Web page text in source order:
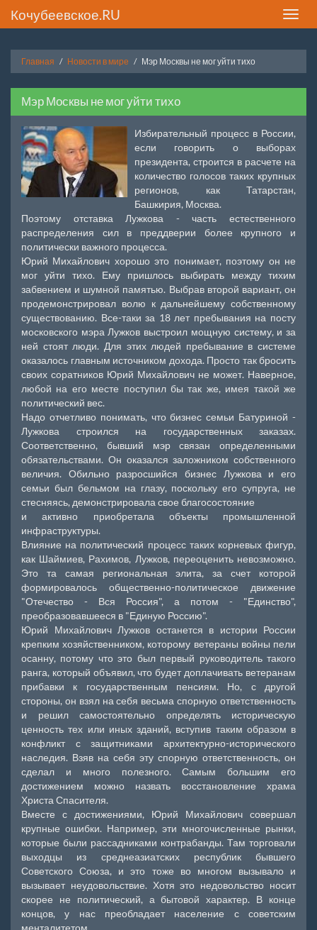
Toggle
Кочубеевское.RU
Главная Новости в мире Мэр Москвы не мог уйти тихо
Мэр Москвы не мог уйти тихо
Избирательный процесс в России,
если говорить о выборах
президента, строится в расчете на
количество голосов таких крупных
регионов, как Татарстан,
Башкирия, Москва.
Поэтому отставка Лужкова - часть естественного
распределения сил в преддверии более крупного и
политически важного процесса.
Юрий Михайлович хорошо это понимает, поэтому он не
мог уйти тихо. Ему пришлось выбирать между тихим
забвением и шумной памятью. Выбрав второй вариант, он
продемонстрировал волю к дальнейшему собственному
существованию. Все-таки за 18 лет пребывания на посту
московского мэра Лужков выстроил мощную систему, и за
ней стоят люди. Для этих людей пребывание в системе
оказалось главным источником дохода. Просто так бросить
своих соратников Юрий Михайлович не может. Наверное,
любой на его месте поступил бы так же, имея такой же
политический вес.
Надо отчетливо понимать, что бизнес семьи Батуриной -
Лужкова строился на государственных заказах.
Соответственно, бывший мэр связан определенными
обязательствами. Он оказался заложником собственного
величия. Обильно разросшийся бизнес Лужкова и его
семьи был бельмом на глазу, поскольку его супруга, не
стесняясь, демонстрировала свое благосостояние
и активно приобретала объекты промышленной
инфраструктуры.
Влияние на политический процесс таких корневых фигур,
как Шаймиев, Рахимов, Лужков, переоценить невозможно.
Это та самая региональная элита, за счет которой
формировалось общественно-политическое движение
"Отечество - Вся Россия", а потом - "Единство",
преобразовавшееся в "Единую Россию".
Юрий Михайлович Лужков останется в истории России
крепким хозяйственником, которому ветераны войны пели
осанну, потому что это был первый руководитель такого
ранга, который объявил, что будет доплачивать ветеранам
прибавки к государственным пенсиям. Но, с другой
стороны, он взял на себя весьма спорную ответственность
и решил самостоятельно определять историческую
ценность тех или иных зданий, вступив таким образом в
конфликт с защитниками архитектурно-исторического
наследия. Взяв на себя эту спорную ответственность, он
сделал и много полезного. Самым большим его
достижением можно назвать восстановление храма
Христа Спасителя.
Вместе с достижениями, Юрий Михайлович совершал
крупные ошибки. Например, эти многочисленные рынки,
которые были рассадниками контрабанды. Там торговали
выходцы из среднеазиатских республик бывшего
Советского Союза, и это тоже во многом вызывало и
вызывает неудовольствие. Хотя это недовольство носит
скорее не политический, а бытовой характер. В конце
концов, у нас преобладает население с советским
менталитетом.